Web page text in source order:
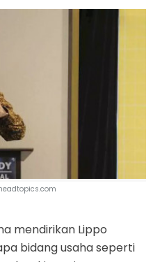
mendirikan Lippo
bidang usaha seperti